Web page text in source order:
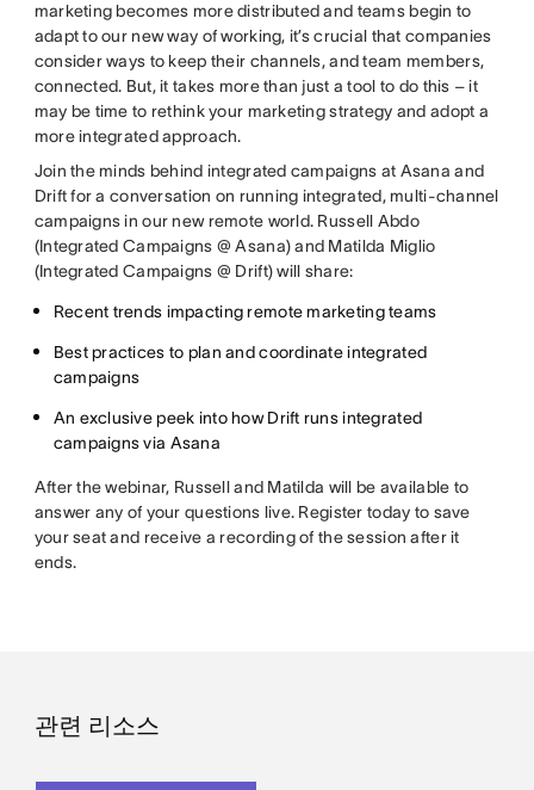
marketing becomes more distributed and teams begin to
adapt to our new way of working, it’s crucial that companies
consider ways to keep their channels, and team members,
connected. But, it takes more than just a tool to do this – it
may be time to rethink your marketing strategy and adopt a
more integrated approach.
Join the minds behind integrated campaigns at Asana and
Drift for a conversation on running integrated, multi-channel
campaigns in our new remote world. Russell Abdo
(Integrated Campaigns @ Asana) and Matilda Miglio
(Integrated Campaigns @ Drift) will share:
Recent trends impacting remote marketing teams
Best practices to plan and coordinate integrated
campaigns
An exclusive peek into how Drift runs integrated
campaigns via Asana
After the webinar, Russell and Matilda will be available to
answer any of your questions live. Register today to save
your seat and receive a recording of the session after it
ends.
관련 리소스